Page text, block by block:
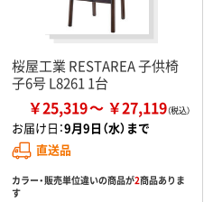
桜屋工業 RESTAREA 子供椅
子6号 L8261 1台
￥25,319 ￥27,119
お届け日：9月9日（水）まで
直送品
カラー・販売単位違いの商品が2商品ありま
す